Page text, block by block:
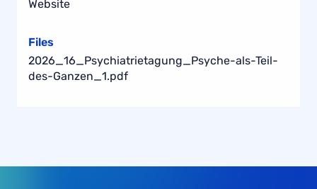
Website
Files
2026_16_Psychiatrietagung_Psyche-als-Teil-
des-Ganzen_1.pdf